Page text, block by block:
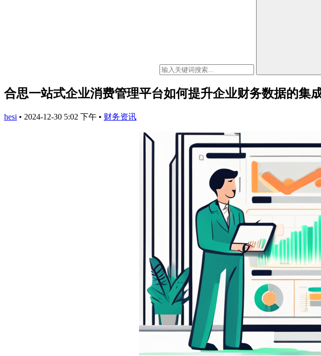
合思一站式企业消费管理平台如何提升企业财务数据的集
hesi • 2024-12-30 5:02 下午 • 财务资讯